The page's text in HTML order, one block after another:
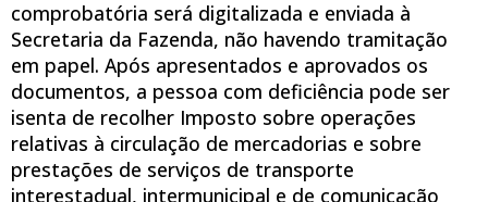
comprobatória será digitalizada e enviada à
Secretaria da Fazenda, não havendo tramitação
em papel. Após apresentados e aprovados os
documentos, a pessoa com deficiência pode ser
isenta de recolher Imposto sobre operações
relativas à circulação de mercadorias e sobre
prestações de serviços de transporte
interestadual, intermunicipal e de comunicação